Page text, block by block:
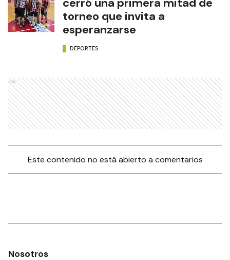
torneo que invita a
esperanzarse
DEPORTES
Ads
Este contenido no está abierto a comentarios
Nosotros